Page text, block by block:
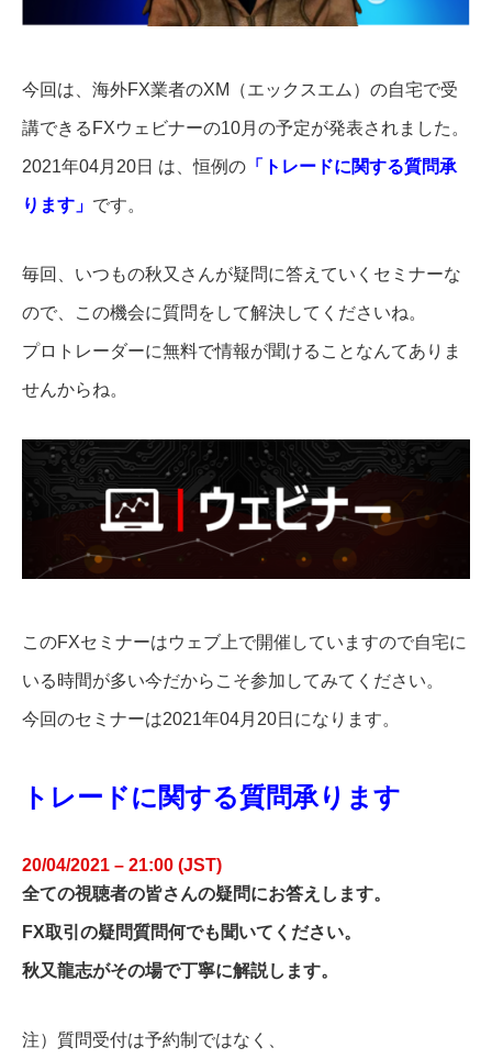
今回は、海外FX業者のXM（エックスエム）の自宅で受
講できるFXウェビナーの10月の予定が発表されました。
2021年04月20日 は、恒例の 「トレードに関する質問承
ります」 です。
毎回、いつもの秋又さんが疑問に答えていくセミナーな
ので、この機会に質問をして解決してくださいね。
プロトレーダーに無料で情報が聞けることなんてありま
せんからね。
このFXセミナーはウェブ上で開催していますので自宅に
いる時間が多い今だからこそ参加してみてください。
今回のセミナーは2021年04月20日になります。
トレードに関する質問承ります
20/04/2021 – 21:00 (JST)
全ての視聴者の皆さんの疑問にお答えします。
FX取引の疑問質問何でも聞いてください。
秋又龍志がその場で丁寧に解説します。
注）質問受付は予約制ではなく、